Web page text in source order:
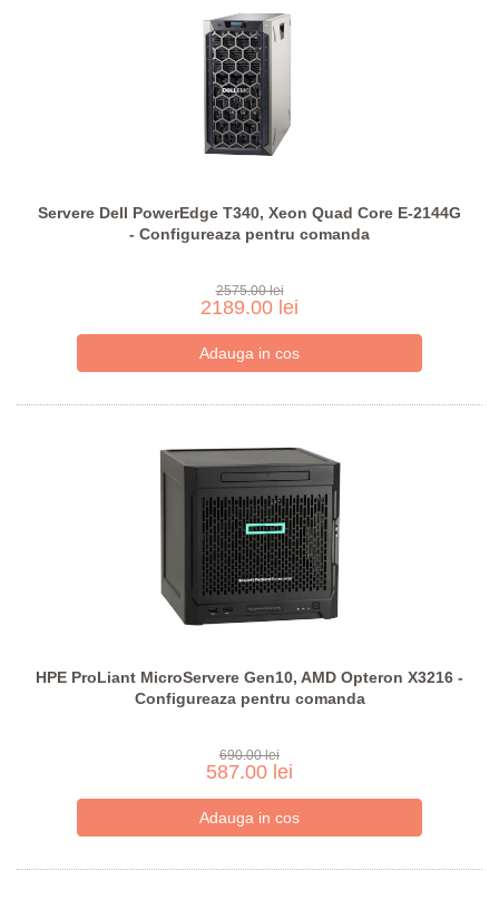
Servere Dell PowerEdge T340, Xeon Quad Core E-2144G
- Configureaza pentru comanda
2575.00 lei
2189.00 lei
HPE ProLiant MicroServere Gen10, AMD Opteron X3216 -
Configureaza pentru comanda
690.00 lei
587.00 lei